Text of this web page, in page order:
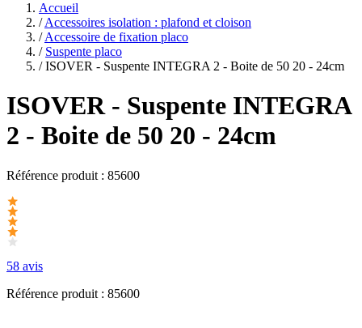
Accueil
/ Accessoires isolation : plafond et cloison
/ Accessoire de fixation placo
/ Suspente placo
/ ISOVER - Suspente INTEGRA 2 - Boite de 50 20 - 24cm
ISOVER- Suspente INTEGRA
2 - Boite de 50 20 - 24cm
Référence produit : 85600
58 avis
Référence produit : 85600